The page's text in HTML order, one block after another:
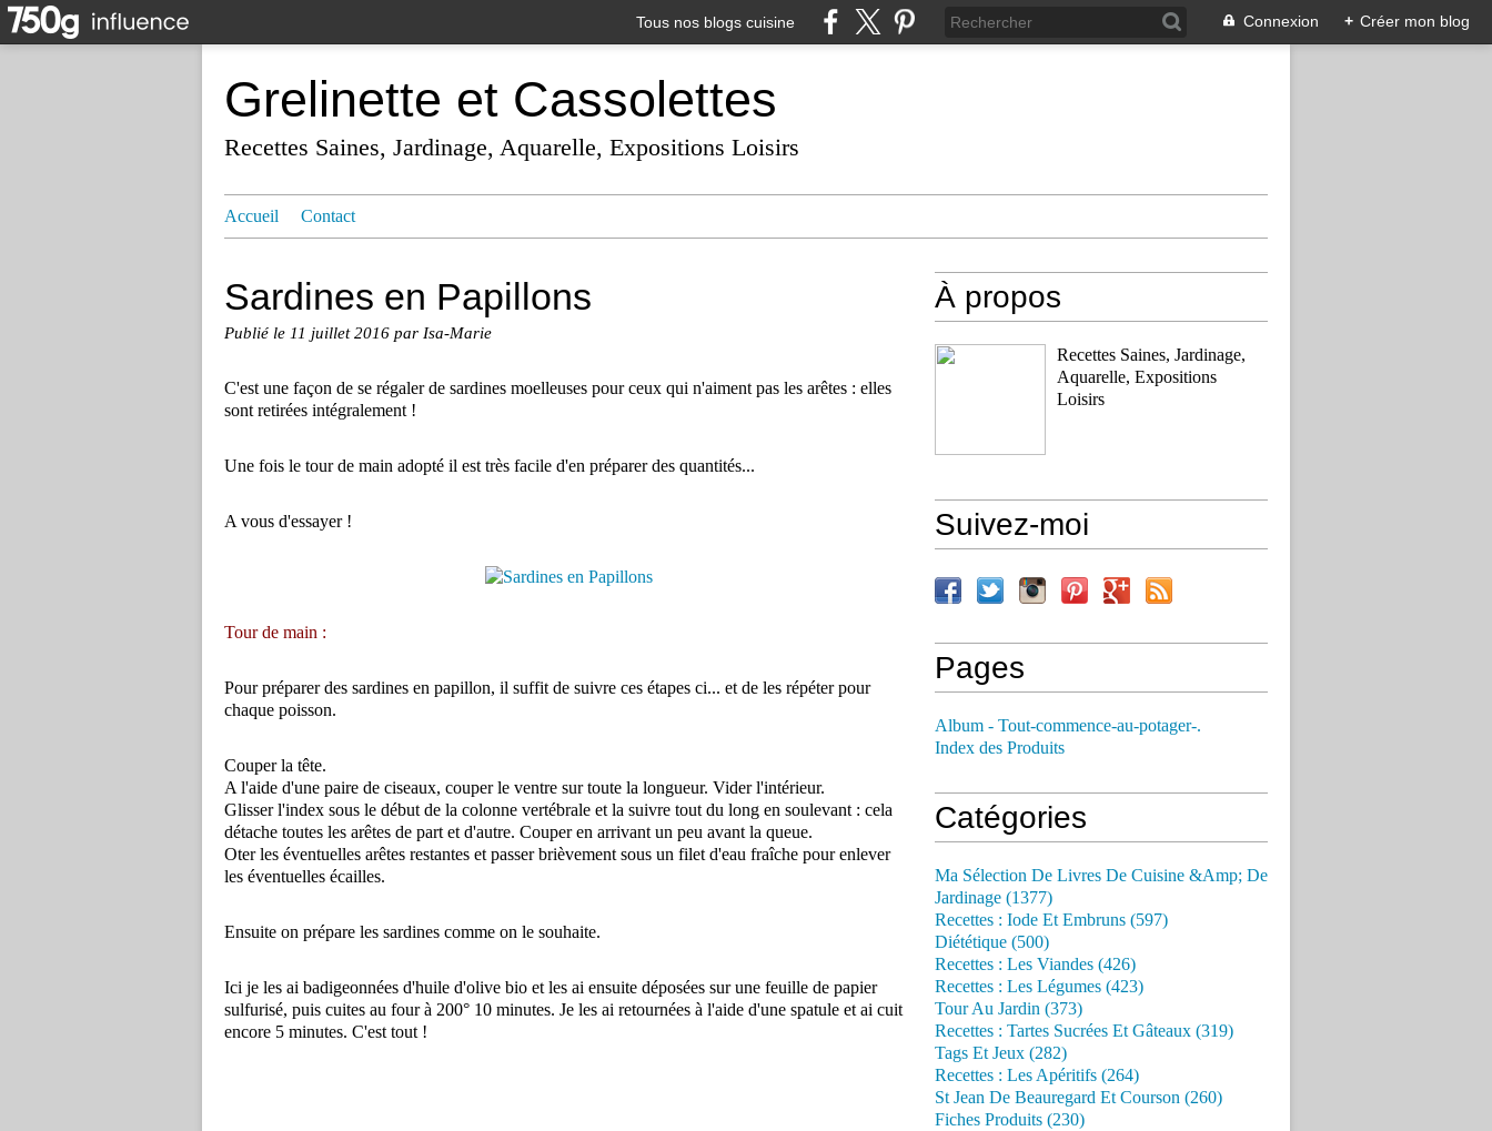
Tous nos blogs cuisine Connexion + Créer mon blog
Grelinette et Cassolettes
Recettes Saines, Jardinage, Aquarelle, Expositions Loisirs
Accueil Contact
Sardines en Papillons
Publié le 11 juillet 2016 par Isa-Marie
C'est une façon de se régaler de sardines moelleuses pour ceux qui n'aiment pas les arêtes : elles
sont retirées intégralement !
Une fois le tour de main adopté il est très facile d'en préparer des quantités...
A vous d'essayer !
Tour de main :
Pour préparer des sardines en papillon, il suffit de suivre ces étapes ci... et de les répéter pour
chaque poisson.
Couper la tête.
A l'aide d'une paire de ciseaux, couper le ventre sur toute la longueur. Vider l'intérieur.
Glisser l'index sous le début de la colonne vertébrale et la suivre tout du long en soulevant : cela
détache toutes les arêtes de part et d'autre. Couper en arrivant un peu avant la queue.
Oter les éventuelles arêtes restantes et passer brièvement sous un filet d'eau fraîche pour enlever
les éventuelles écailles.
Ensuite on prépare les sardines comme on le souhaite.
Ici je les ai badigeonnées d'huile d'olive bio et les ai ensuite déposées sur une feuille de papier
sulfurisé, puis cuites au four à 200° 10 minutes. Je les ai retournées à l'aide d'une spatule et ai cuit
encore 5 minutes. C'est tout !
À propos
Recettes Saines, Jardinage,
Aquarelle, Expositions
Loisirs
Suivez-moi
Pages
Album - Tout-commence-au-potager-.
Index des Produits
Catégories
Ma Sélection De Livres De Cuisine &Amp; De
Jardinage (1377)
Recettes : Iode Et Embruns (597)
Diététique (500)
Recettes : Les Viandes (426)
Recettes : Les Légumes (423)
Tour Au Jardin (373)
Recettes : Tartes Sucrées Et Gâteaux (319)
Tags Et Jeux (282)
Recettes : Les Apéritifs (264)
St Jean De Beauregard Et Courson (260)
Fiches Produits (230)